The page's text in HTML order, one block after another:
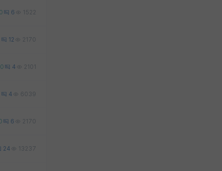
6 1522
12 2170
0 4 2101
4 6039
6 2170
24 13237